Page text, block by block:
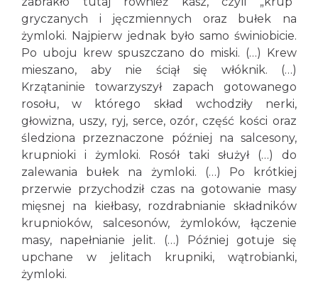
gryczanych i jęczmiennych oraz bułek na
żymloki. Najpierw jednak było samo świniobicie.
Po uboju krew spuszczano do miski. (…) Krew
mieszano, aby nie ściął się włóknik. (…)
Krzątaninie towarzyszył zapach gotowanego
rosołu, w którego skład wchodziły nerki,
głowizna, uszy, ryj, serce, ozór, część kości oraz
śledziona przeznaczone później na salcesony,
krupnioki i żymloki. Rosół taki służył (…) do
zalewania bułek na żymloki. (…) Po krótkiej
przerwie przychodził czas na gotowanie masy
mięsnej na kiełbasy, rozdrabnianie składników
krupnioków, salcesonów, żymloków, łączenie
masy, napełnianie jelit. (…) Później gotuje się
upchane w jelitach krupniki, wątrobianki,
żymloki.